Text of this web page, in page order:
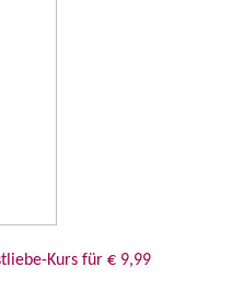
Kurs für € 9,99